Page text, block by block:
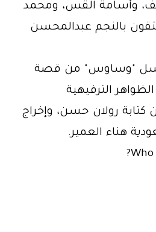
وأسامة القس، ومحمد
بالنجم عبدالمحسن
"وساوس" من قصة
الترفيهية
كتابة رولان حسن، وإخراج
هناء العمير.
Who